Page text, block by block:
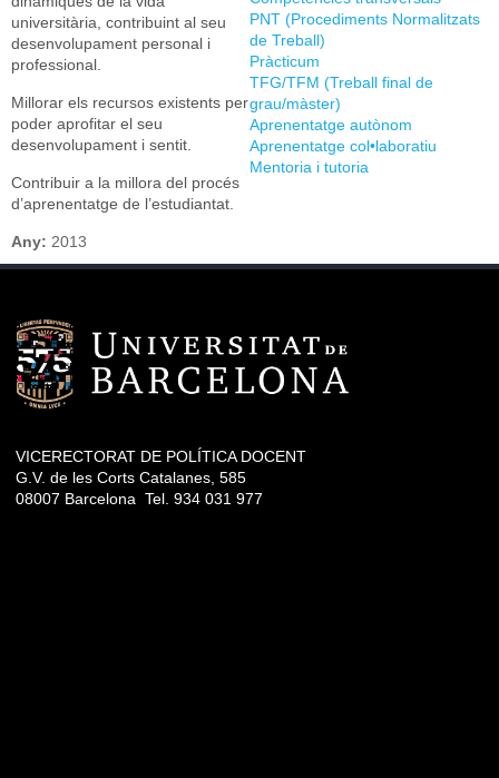
universitària, contribuint al seu
desenvolupament personal i
professional.
Millorar els recursos existents per
poder aprofitar el seu
desenvolupament i sentit.
Contribuir a la millora del procés
d’aprenentatge de l’estudiantat.
PNT (Procediments Normalitzats
de Treball)
Pràcticum
TFG/TFM (Treball final de
grau/màster)
Aprenentatge autònom
Aprenentatge col•laboratiu
Mentoria i tutoria
Any: 2013
VICERECTORAT DE POLÍTICA DOCENT
G.V. de les Corts Catalanes, 585
08007 Barcelona Tel. 934 031 977